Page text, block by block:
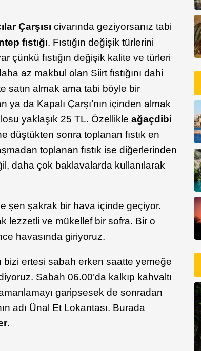
Çarşısı civarında geziyorsanız tabi
fıstığı. Fıstığın değişik türlerini
çünkü fıstığın değişik kalite ve türleri
az makbul olan Siirt fıstığını dahi
satın almak ama tabi böyle bir
ya da Kapalı Çarşı’nın içinden almak
yaklaşık 25 TL. Özellikleağaçdibi
düştükten sonra toplanan fıstık en
toplanan fıstık ise diğerlerinden
daha çok baklavalarda kullanılarak
şen şakrak bir hava içinde geçiyor.
lezzetli ve mükellef bir sofra. Bir o
havasında giriyoruz.
bizi ertesi sabah erken saatte yemeğe
Sabah 06.00’da kalkıp kahvaltı
garipsesek de sonradan
adı Ünal Et Lokantası. Burada
.